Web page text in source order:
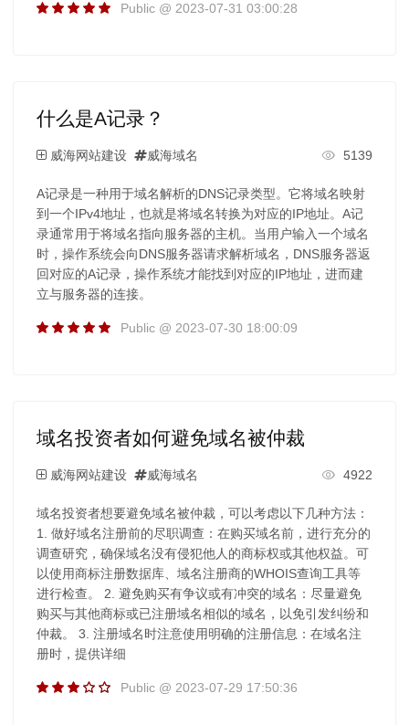
Public @ 2023-07-31 03:00:28
什么是A记录？
威海网站建设 威海域名 5139
A记录是一种用于域名解析的DNS记录类型。它将域名映射
到一个IPv4地址，也就是将域名转换为对应的IP地址。A记
录通常用于将域名指向服务器的主机。当用户输入一个域名
时，操作系统会向DNS服务器请求解析域名，DNS服务器返
回对应的A记录，操作系统才能找到对应的IP地址，进而建
立与服务器的连接。
Public @ 2023-07-30 18:00:09
域名投资者如何避免域名被仲裁
威海网站建设 威海域名 4922
域名投资者想要避免域名被仲裁，可以考虑以下几种方法：
1. 做好域名注册前的尽职调查：在购买域名前，进行充分的
调查研究，确保域名没有侵犯他人的商标权或其他权益。可
以使用商标注册数据库、域名注册商的WHOIS查询工具等
进行检查。 2. 避免购买有争议或有冲突的域名：尽量避免
购买与其他商标或已注册域名相似的域名，以免引发纠纷和
仲裁。 3. 注册域名时注意使用明确的注册信息：在域名注
册时，提供详细
Public @ 2023-07-29 17:50:36